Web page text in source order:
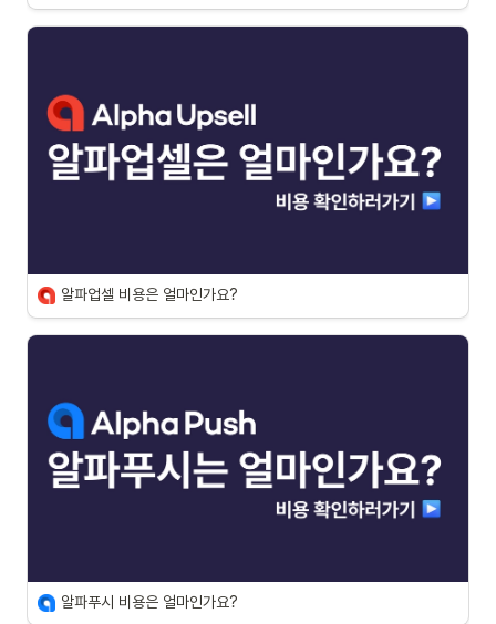
알파업셀 비용은 얼마인가요?
알파푸시 비용은 얼마인가요?